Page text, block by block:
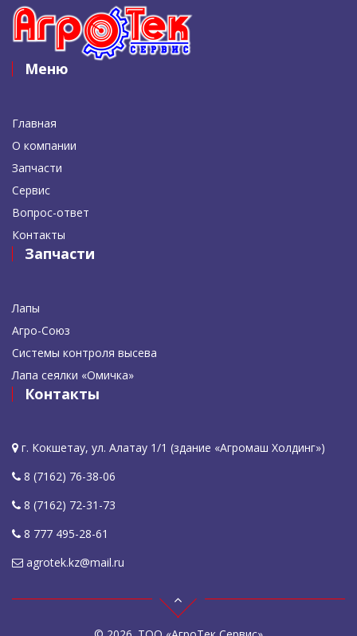
Меню
Главная
О компании
Запчасти
Сервис
Вопрос-ответ
Контакты
Запчасти
Лапы
Агро-Союз
Системы контроля высева
Лапа сеялки «Омичка»
Контакты
г. Кокшетау, ул. Алатау 1/1 (здание «Агромаш Холдинг»)
8 (7162) 76-38-06
8 (7162) 72-31-73
8 777 495-28-61
agrotek.kz@mail.ru